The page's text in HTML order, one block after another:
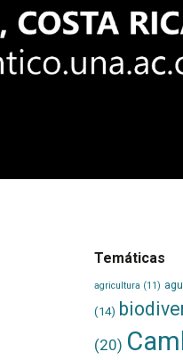
Temáticas
agricultura (11)
(14)
(20)